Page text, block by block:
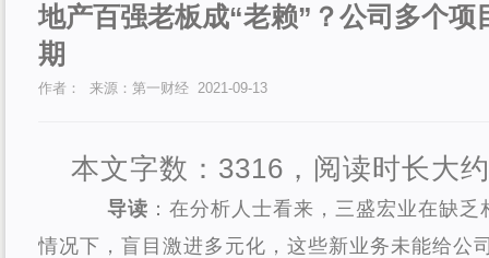
地产百强老板成“老赖”？公司多个项
期
作者： 来源：第一财经 2021-09-13
本文字数：3316，阅读时长大
导读 ：在分析人士看来，三盛宏业在缺
情况下，盲目激进多元化，这些新业务未能给公